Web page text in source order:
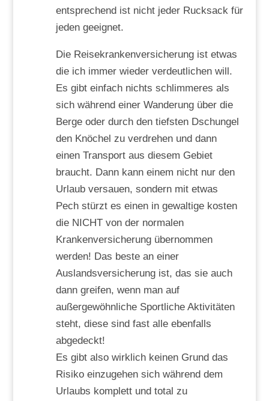
entsprechend ist nicht jeder Rucksack für
jeden geeignet.
Die Reisekrankenversicherung ist etwas
die ich immer wieder verdeutlichen will.
Es gibt einfach nichts schlimmeres als
sich während einer Wanderung über die
Berge oder durch den tiefsten Dschungel
den Knöchel zu verdrehen und dann
einen Transport aus diesem Gebiet
braucht. Dann kann einem nicht nur den
Urlaub versauen, sondern mit etwas
Pech stürzt es einen in gewaltige kosten
die NICHT von der normalen
Krankenversicherung übernommen
werden! Das beste an einer
Auslandsversicherung ist, das sie auch
dann greifen, wenn man auf
außergewöhnliche Sportliche Aktivitäten
steht, diese sind fast alle ebenfalls
abgedeckt!
Es gibt also wirklich keinen Grund das
Risiko einzugehen sich während dem
Urlaubs komplett und total zu